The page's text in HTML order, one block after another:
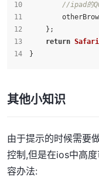
//ipad的
    };
return
}
其他小知识
由于提示的时候需要
控制,但是在ios中高
容办法: